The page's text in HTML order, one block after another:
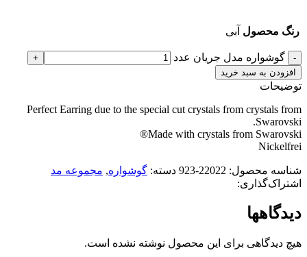
رنگ محصول آبی
گوشواره مدل جریان عدد
افزودن به سبد خرید
توضیحات
Perfect Earring due to the special cut crystals from crystals from
Swarovski.
Made with crystals from Swarovski®
Nickelfrei
شناسه محصول: 22022-923 دسته: گوشواره, مجموعه مد
اشتراک‌گذاری:
دیدگاهها
هیچ دیدگاهی برای این محصول نوشته نشده است.